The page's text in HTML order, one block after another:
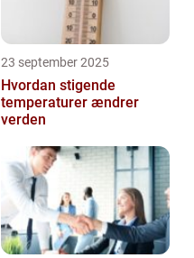
23 september 2025
Hvordan stigende
temperaturer ændrer
verden